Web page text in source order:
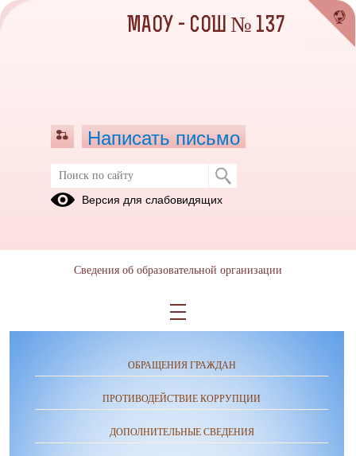
Заключительный этап
ОБРАЩЕНИЯ ГРАЖДАН
ПРОТИВОДЕЙСТВИЕ КОРРУПЦИИ
ДОПОЛНИТЕЛЬНЫЕ СВЕДЕНИЯ
МАОУ - СОШ № 137
Написать письмо
Версия для слабовидящих
Сведения об образовательной организации